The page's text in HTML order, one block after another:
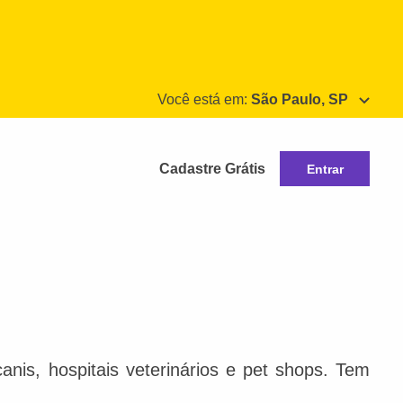
Você está em: São Paulo, SP
Cadastre Grátis Entrar
hospitais veterinários e pet shops. Tem